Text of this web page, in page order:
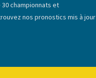
championnats et
nos pronostics mis à jour